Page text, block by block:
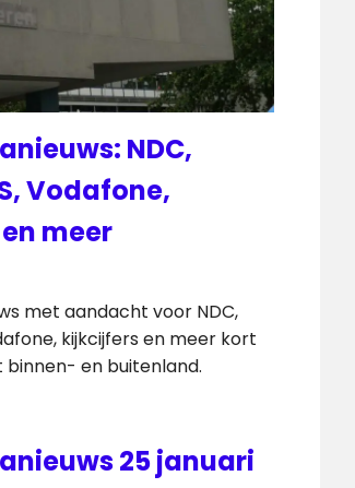
NDC,
Vodafone,
meer
met aandacht voor NDC,
kijkcijfers en meer kort
binnen- en buitenland.
25 januari